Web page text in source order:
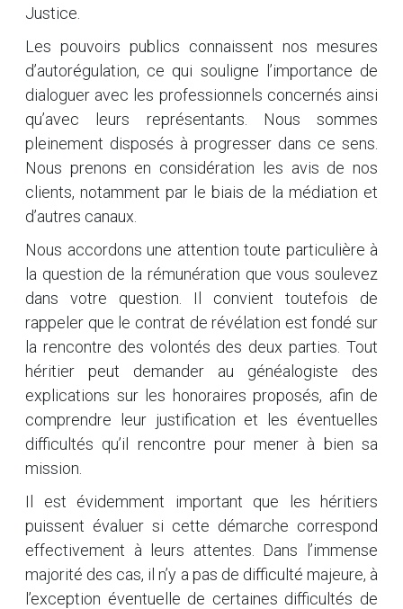
Justice.
Les pouvoirs publics connaissent nos mesures
d’autorégulation, ce qui souligne l’importance de
dialoguer avec les professionnels concernés ainsi
qu’avec leurs représentants. Nous sommes
pleinement disposés à progresser dans ce sens.
Nous prenons en considération les avis de nos
clients, notamment par le biais de la médiation et
d’autres canaux.
Nous accordons une attention toute particulière à
la question de la rémunération que vous soulevez
dans votre question. Il convient toutefois de
rappeler que le contrat de révélation est fondé sur
la rencontre des volontés des deux parties. Tout
héritier peut demander au généalogiste des
explications sur les honoraires proposés, afin de
comprendre leur justification et les éventuelles
difficultés qu’il rencontre pour mener à bien sa
mission.
Il est évidemment important que les héritiers
puissent évaluer si cette démarche correspond
effectivement à leurs attentes. Dans l’immense
majorité des cas, il n’y a pas de difficulté majeure, à
l’exception éventuelle de certaines difficultés de